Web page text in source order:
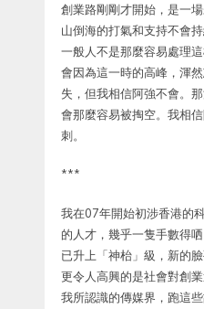
創業路剛剛才開始，是一
山倒海的打氣和支持不會
一般人不是那麼容易處理
會因為這一時的高峰，渾
失，但我相信阿強不會。
會那麼容易被掏空。我相
刺。
***
我在07年開始初涉香港的
的人才，幾乎一隻手數得
已升上「神枱」級，新的
更令人高興的是社會對創
我所認識的傳媒界，跑這